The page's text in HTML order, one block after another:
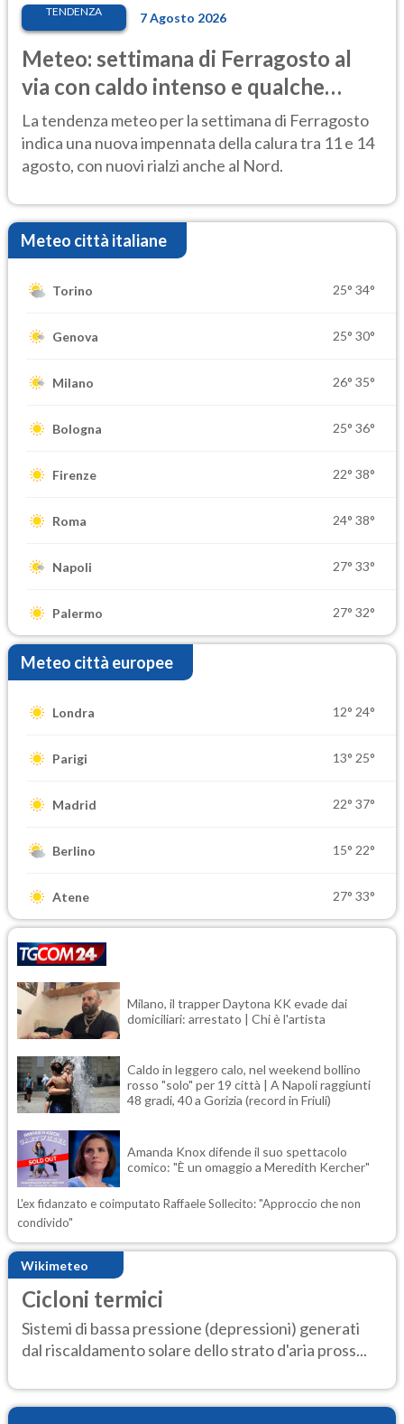
TENDENZA 7 Agosto 2026
Meteo: settimana di Ferragosto al
via con caldo intenso e qualche
temporale
La tendenza meteo per la settimana di Ferragosto
indica una nuova impennata della calura tra 11 e 14
agosto, con nuovi rialzi anche al Nord.
Meteo città italiane
Torino 25° 34°
Genova 25° 30°
Milano 26° 35°
Bologna 25° 36°
Firenze 22° 38°
Roma 24° 38°
Napoli 27° 33°
Palermo 27° 32°
Meteo città europee
Londra 12° 24°
Parigi 13° 25°
Madrid 22° 37°
Berlino 15° 22°
Atene 27° 33°
Milano, il trapper Daytona KK evade dai
domiciliari: arrestato | Chi è l'artista
Caldo in leggero calo, nel weekend bollino
rosso "solo" per 19 città | A Napoli raggiunti
48 gradi, 40 a Gorizia (record in Friuli)
Amanda Knox difende il suo spettacolo
comico: "È un omaggio a Meredith Kercher"
L'ex fidanzato e coimputato Raffaele Sollecito: "Approccio che non
condivido"
Wikimeteo
Cicloni termici
Sistemi di bassa pressione (depressioni) generati
dal riscaldamento solare dello strato d'aria pross...